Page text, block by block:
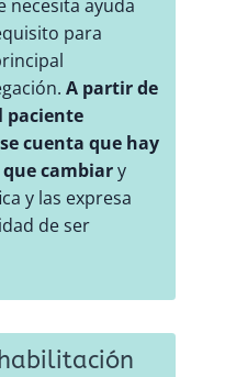
necesita ayuda
para
A partir de
paciente
cuenta que hay
cambiary
y las expresa
de ser